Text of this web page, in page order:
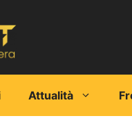
Attualità